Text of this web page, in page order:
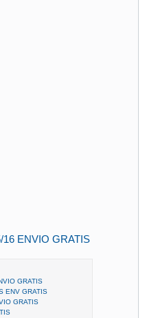
16 ENVIO GRATIS
GRATIS
ENV GRATIS
GRATIS